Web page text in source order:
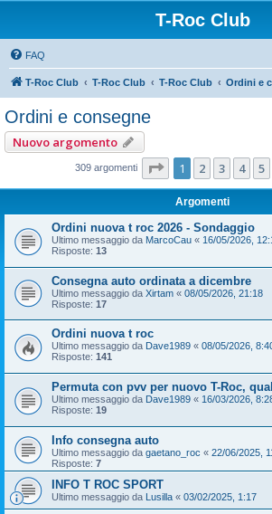
T-Roc Club
FAQ
T-Roc Club T-Roc Club T-Roc Club Ordini e
Ordini e consegne
Nuovo argomento
309 argomenti Pagina di 13
1 2 3 4 5
Argomenti
Ordini nuova t roc 2026 - Sondaggio
Ultimo messaggio da MarcoCau « 16/05/2026,
Risposte: 13
Consegna auto ordinata a dicembre
Ultimo messaggio da Xirtam « 08/05/2026, 21:18
Risposte: 17
Ordini nuova t roc
Ultimo messaggio da Dave1989 « 08/05/2026,
Risposte: 141
Permuta con pvv per nuovo T-Roc,
Ultimo messaggio da Dave1989 « 16/03/2026,
Risposte: 19
Info consegna auto
Ultimo messaggio da gaetano_roc « 22/06/2025,
Risposte: 7
INFO T ROC SPORT
Ultimo messaggio da Lusilla « 03/02/2025, 1:17